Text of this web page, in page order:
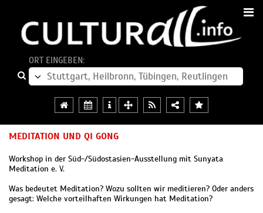
ORT EINGEBEN:
MEDITATION UND QI GONG
Workshop in der Süd-/Südostasien-Ausstellung mit Sunyata
Meditation e. V.
Was bedeutet Meditation? Wozu sollten wir meditieren? Oder anders
gesagt: Welche vorteilhaften Wirkungen hat Meditation?